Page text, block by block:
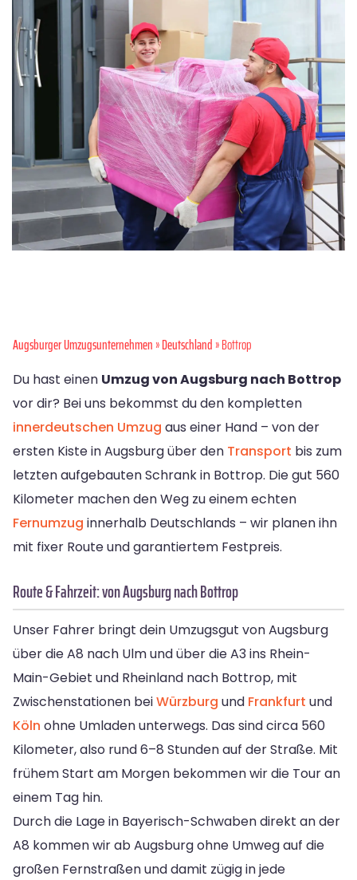
Augsburger Umzugsunternehmen»Deutschland» Bottrop
Du hast einen Umzug von Augsburg nach Bottrop
vor dir? Bei uns bekommst du den kompletten
innerdeutschen Umzug aus einer Hand – von der
ersten Kiste in Augsburg über den Transport bis zum
letzten aufgebauten Schrank in Bottrop. Die gut 560
Kilometer machen den Weg zu einem echten
Fernumzug innerhalb Deutschlands – wir planen ihn
mit fixer Route und garantiertem Festpreis.
Route & Fahrzeit: von Augsburg nach Bottrop
Unser Fahrer bringt dein Umzugsgut von Augsburg
über die A8 nach Ulm und über die A3 ins Rhein-
Main-Gebiet und Rheinland nach Bottrop, mit
Zwischenstationen beiWürzburg und Frankfurt und
Köln ohne Umladen unterwegs. Das sind circa 560
Kilometer, also rund 6–8 Stunden auf der Straße. Mit
frühem Start am Morgen bekommen wir die Tour an
einem Tag hin.
Durch die Lage in Bayerisch-Schwaben direkt an der
A8 kommen wir ab Augsburg ohne Umweg auf die
großen Fernstraßen und damit zügig in jede